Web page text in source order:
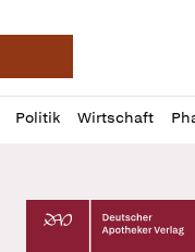
Deutsche
Politik Wirtschaft
Profil
öffnen
Daz
Pur
Deutscher